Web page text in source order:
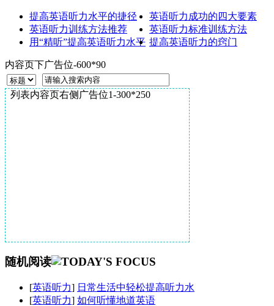
提高英语听力水平的捷径
英语听力成功的四大要素
英语听力训练方法推荐
英语听力标准训练方法
用“精听”提高英语听力水平 提高英语听力的窍门
内容页下广告位-600*90
列表内容页右侧广告位1-300*250
随机阅读
[英语听力] 日常生活中轻松提高听力水
[英语听力] 如何听懂地道英语